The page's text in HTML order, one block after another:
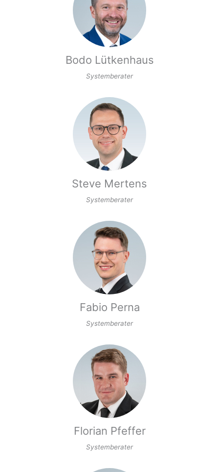
Bodo Lütkenhaus
Systemberater
Steve Mertens
Systemberater
Fabio Perna
Systemberater
Florian Pfeffer
Systemberater